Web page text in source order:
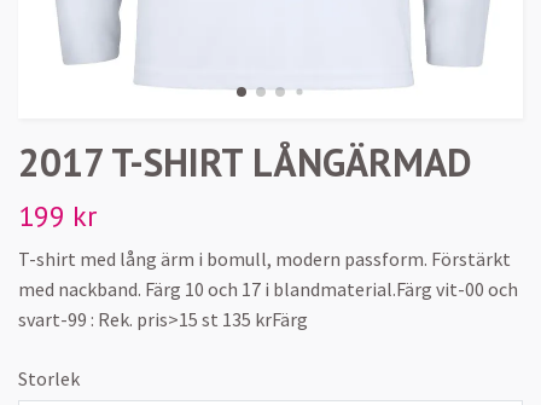
2017 T-SHIRT LÅNGÄRMAD
199 kr
T-shirt med lång ärm i bomull, modern passform. Förstärkt
med nackband. Färg 10 och 17 i blandmaterial.Färg vit-00 och
svart-99 : Rek. pris>15 st 135 krFärg
Storlek